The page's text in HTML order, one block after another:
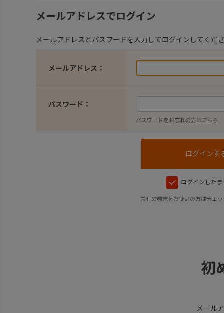
メールアドレスでログイン
メールアドレスとパスワードを入力してログインしてくださ
メールアドレス：
パスワード：
パスワードをお忘れの方はこちら
ログインした
共有の端末をお使いの方はチェ
初
メール